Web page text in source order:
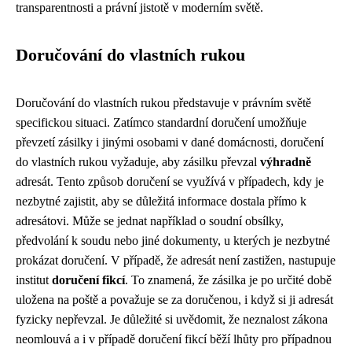
transparentnosti a právní jistotě v moderním světě.
Doručování do vlastních rukou
Doručování do vlastních rukou představuje v právním světě
specifickou situaci. Zatímco standardní doručení umožňuje
převzetí zásilky i jinými osobami v dané domácnosti, doručení
do vlastních rukou vyžaduje, aby zásilku převzal výhradně
adresát. Tento způsob doručení se využívá v případech, kdy je
nezbytné zajistit, aby se důležitá informace dostala přímo k
adresátovi. Může se jednat například o soudní obsílky,
předvolání k soudu nebo jiné dokumenty, u kterých je nezbytné
prokázat doručení. V případě, že adresát není zastižen, nastupuje
institut doručení fikcí. To znamená, že zásilka je po určité době
uložena na poště a považuje se za doručenou, i když si ji adresát
fyzicky nepřevzal. Je důležité si uvědomit, že neznalost zákona
neomlouvá a i v případě doručení fikcí běží lhůty pro případnou